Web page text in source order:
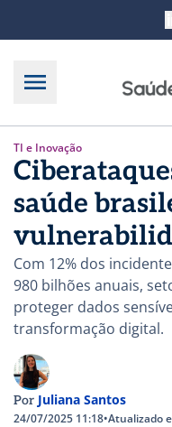
TI e Inovação
saúde
Com 12% dos
980 bilhões anuais,
proteger dados
transformação digital.
Por Juliana Santos
24/07/2025 11:18•Atualizado